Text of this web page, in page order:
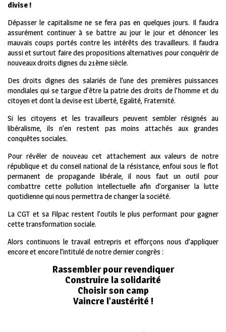
divise !
Dépasser le capitalisme ne se fera pas en quelques jours. Il faudra
assurément continuer à se battre au jour le jour et dénoncer les
mauvais coups portés contre les intérêts des travailleurs. Il faudra
aussi et surtout faire des propositions alternatives pour conquérir de
nouveaux droits dignes du 21ème siècle.
Des droits dignes des salariés de l’une des premières puissances
mondiales qui se targue d’être la patrie des droits de l’homme et du
citoyen et dont la devise est Liberté, Egalité, Fraternité.
Si les citoyens et les travailleurs peuvent sembler résignés au
libéralisme, ils n’en restent pas moins attachés aux grandes
conquêtes sociales.
Pour révéler de nouveau cet attachement aux valeurs de notre
république et du conseil national de la résistance, enfoui sous le flot
permanent de propagande libérale, il nous faut un outil pour
combattre cette pollution intellectuelle afin d’organiser la lutte
quotidienne qui nous permettra de changer la société.
La CGT et sa Filpac restent l’outils le plus performant pour gagner
cette transformation sociale.
Alors continuons le travail entrepris et efforçons nous d’appliquer
encore et encore l’intitulé de notre dernier congrès :
Rassembler pour revendiquer
Construire la solidarité
Choisir son camp
Vaincre l’austérité !